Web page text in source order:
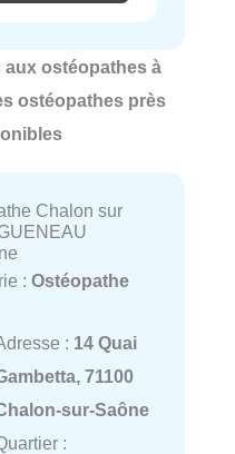
ostéopathes à
ostéopathes près
Chalon sur
: Ostéopathe
: 14 Quai
71100
sur-Saône
: